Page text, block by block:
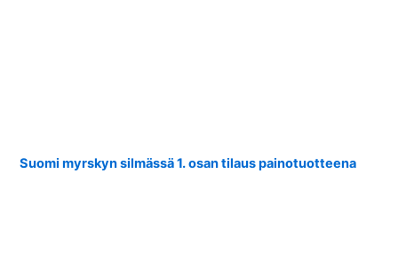
Suomi myrskyn silmässä 1. osan tilaus painotuotteena